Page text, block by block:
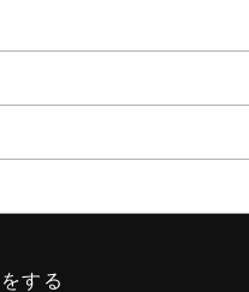
する